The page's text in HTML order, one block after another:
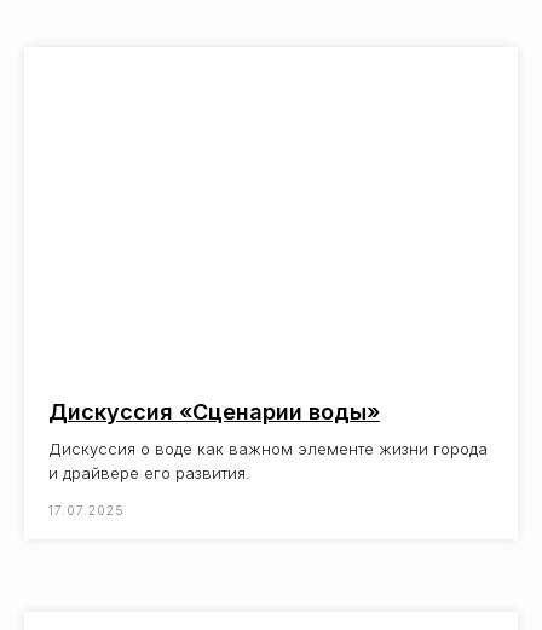
Дискуссия «Сценарии воды»
Дискуссия о воде как важном элементе жизни города
и драйвере его развития.
17.07.2025